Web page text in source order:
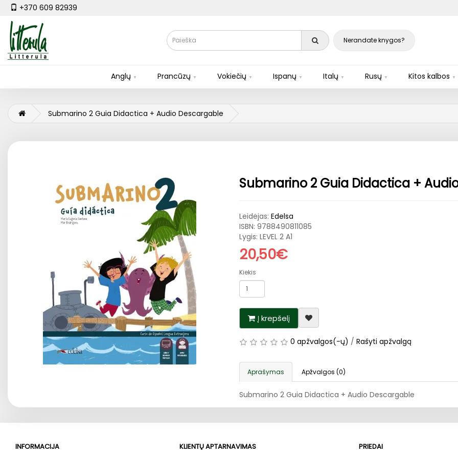
+370 609 82939
Nerandate knygos?
Anglų Prancūzų Vokiečių Ispanų Italų Rusų Kitos kalbos
Submarino 2 Guia Didactica + Audio Descargable
Submarino 2 Guia Didactica +
Leidėjas: Edelsa
ISBN: 9788490811085
Lygis: LEVEL 2 A1
20,50€
Kiekis
Į krepšelį
0 apžvalgos(-ų) / Rašyti apžvalgą
Aprašymas Apžvalgos (0)
Submarino 2 Guia Didactica + Audio Descargable
INFORMACIJA KLIENTŲ APTARNAVIMAS PRIEDAI